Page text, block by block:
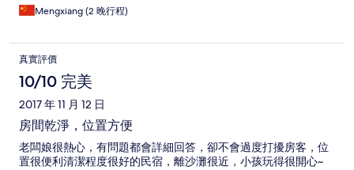
Mengxiang (2 晚行程)
真實評價
10/10 完美
2017 年 11 月 12 日
房間乾淨，位置方便
老闆娘很熱心，有問題都會詳細回答，卻不會過度打擾房客，位
置很便利清潔程度很好的民宿，離沙灘很近，小孩玩得很開心~